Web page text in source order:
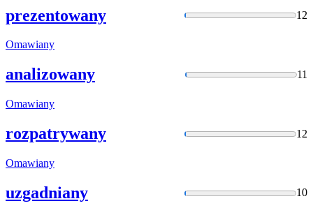
prezentowany 12
Omawiany
analizowany 11
Omawiany
rozpatrywany 12
Omawiany
uzgadniany 10